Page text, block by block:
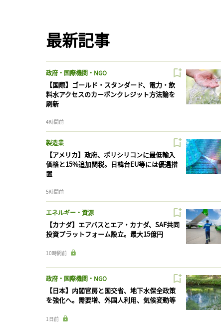
最新記事
政府・国際機関・NGO
【国際】ゴールド・スタンダード、電力・飲
料水アクセスのカーボンクレジット方法論を
刷新
4時間前
製造業
【アメリカ】政府、ポリシリコンに最低輸入
価格と15%追加関税。日韓台EU等には優遇措
置
5時間前
エネルギー・資源
【カナダ】エアバスとエア・カナダ、SAF共同
投資プラットフォーム設立。最大15億円
10時間前
政府・国際機関・NGO
【日本】内閣官房と国交省、地下水保全政策
を強化へ。需要増、外国人利用、気候変動等
1日前